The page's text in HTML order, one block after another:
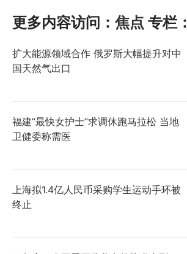
更多内容访问： 焦点 专栏：
扩大能源领域合作 俄罗斯大幅提升对中
国天然气出口
福建“最快女护士”求调休跑马拉松 当地
卫健委称需医
上海拟1.4亿人民币采购学生运动手环被
终止